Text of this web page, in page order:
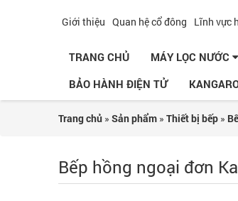
Giới thiệu Quan hệ cổ đông Lĩnh vực
TRANG CHỦ MÁY LỌC NƯỚC
BẢO HÀNH ĐIỆN TỬ
Trang chủ »Sản phẩm »Thiết bị bếp »
Bếp hồng ngoại đơn